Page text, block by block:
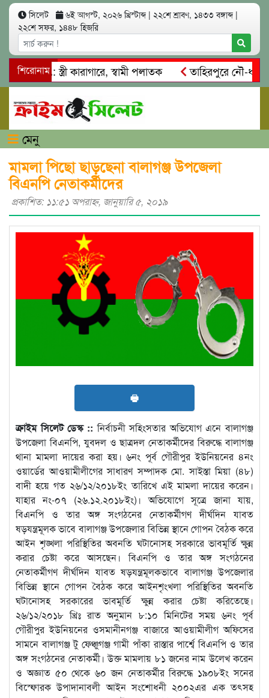
সিলেট ৬ই আগস্ট, ২০২৬ খ্রিস্টাব্দ | ২২শে শ্রাবণ, ১৪৩৩ বঙ্গাব্দ |
২২শে সফর, ১৪৪৮ হিজরি
শিরোনাম
স্ত্রী কারাগারে, স্বামী পলাতক
তাহিরপুরে নৌ-ধর্মঘট
মারধর
নগরীতে কোটি টাকার সম্পত্তি দখলের চেষ্টা:
মেনু
মামলা পিছো ছাড়ছেনা বালাগঞ্জ উপজেলা
বিএনপি নেতাকর্মীদের
প্রকাশিত: ১১:৫১ অপরাহ্ণ, জানুয়ারি ৫, ২০১৯
🖶
ক্রাইম সিলেট ডেস্ক :: নির্বাচনী সহিংসতার অভিযোগ এনে বালাগঞ্জ
উপজেলা বিএনপি, যুবদল ও ছাত্রদল নেতাকর্মীদের বিরুদ্ধে বালাগঞ্জ
থানা মামলা দায়ের করা হয়। ৬নং পূর্ব গৌরীপুর ইউনিয়নের ৪নং
ওয়ার্ডের আওয়ামীলীগের সাধারণ সম্পাদক মো. সাইস্তা মিয়া (৪৮)
বাদী হয়ে গত ২৬/১২/২০১৮ইং তারিখে এই মামলা দায়ের করেন।
যাহার নং-০৭ (২৬.১২.২০১৮ইং)। অভিযোগে সূত্রে জানা যায়,
বিএনপি ও তার অঙ্গ সংগঠনের নেতাকর্মীগণ দীর্ঘদিন যাবত
ষড়যন্ত্রমূলক ভাবে বালাগঞ্জ উপজেলার বিভিন্ন স্থানে গোপন বৈঠক করে
আইন শৃঙ্খলা পরিস্থিতির অবনতি ঘটানোসহ সরকারে ভাবমূর্তি ক্ষুন্ন
করার চেষ্টা করে আসছেন। বিএনপি ও তার অঙ্গ সংগঠনের
নেতাকর্মীগণ দীর্ঘদিন যাবত ষড়যন্ত্রমূলকভাবে বালাগঞ্জ উপজেলার
বিভিন্ন স্থানে গোপন বৈঠক করে আইনশৃংখলা পরিস্থিতির অবনতি
ঘটানোসহ সরকারের ভাবমূর্তি ক্ষুন্ন করার চেষ্টা করিতেছে।
২৬/১২/২০১৮ খ্রিঃ রাত অনুমান ৮:১০ মিনিটের সময় ৬নং পূর্ব
গৌরীপুর ইউনিয়নের ওসমানীনগঞ্জ বাজারে আওয়ামীলীগ অফিসের
সামনে বালাগঞ্জ টু ফেঞ্চুগঞ্জ গামী পাঁকা রাস্তার পার্শ্বে বিএনপি ও তার
অঙ্গ সংগঠনের নেতাকর্মী। উক্ত মামলায় ৮১ জনের নাম উলে­খ করেন
ও অজ্ঞাত ৫০ থেকে ৬০ জন নেতাকর্মীর বিরুদ্ধে ১৯০৮ইং সনের
বিস্ফোরক উপাদানাবলী আইন সংশোধনী ২০০২এর এক তৎসহ